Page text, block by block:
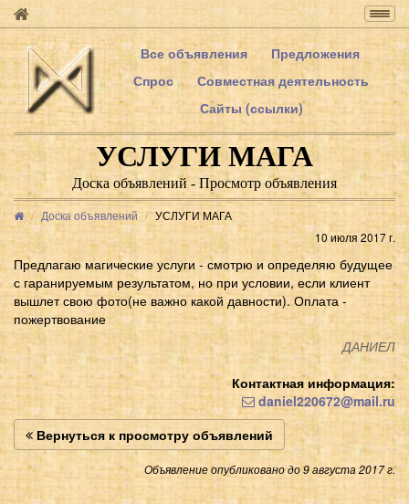
Все объявления
Предложения
Спрос
Совместная деятельность
Сайты (ссылки)
УСЛУГИ МАГА
Доска объявлений - Просмотр объявления
Доска объявлений
УСЛУГИ МАГА
10 июля 2017 г.
Предлагаю магические услуги - смотрю и определяю будущее
с гаранируемым результатом, но при условии, если клиент
вышлет свою фото(не важно какой давности). Оплата -
пожертвование
ДАНИЕЛ
Контактная информация:
daniel220672@mail.ru
Вернуться к просмотру объявлений
Объявление опубликовано до 9 августа 2017 г.